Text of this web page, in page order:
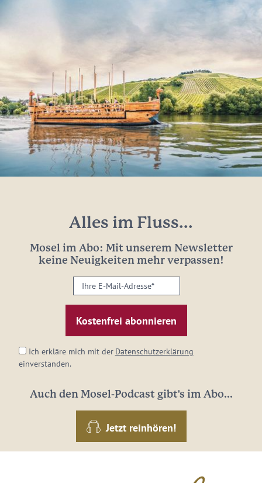
Alles im Fluss...
Mosel im Abo: Mit unserem Newsletter
keine Neuigkeiten mehr verpassen!
Ihre
E-
Mail-
Adresse:
Ich erkläre mich mit der Datenschutzerklärung
einverstanden.
Auch den Mosel-Podcast gibt's im Abo...
Jetzt reinhören!